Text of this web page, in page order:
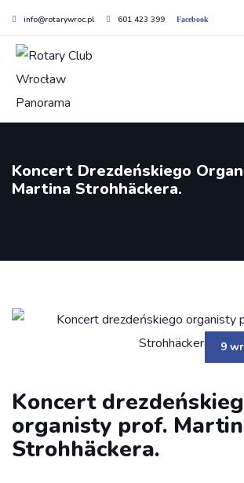
info@rotarywroc.pl 601 423 399 Facebook
Koncert Drezdeńskiego
Martina Strohhäckera.
9
Koncert
organisty prof.
Strohhäckera.